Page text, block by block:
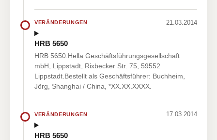
VERÄNDERUNGEN 21.03.2014
HRB 5650
HRB 5650:Hella Geschäftsführungsgesellschaft
mbH, Lippstadt, Rixbecker Str. 75, 59552
Lippstadt.Bestellt als Geschäftsführer: Buchheim,
Jörg, Shanghai / China, *XX.XX.XXXX.
VERÄNDERUNGEN 17.03.2014
HRB 5650